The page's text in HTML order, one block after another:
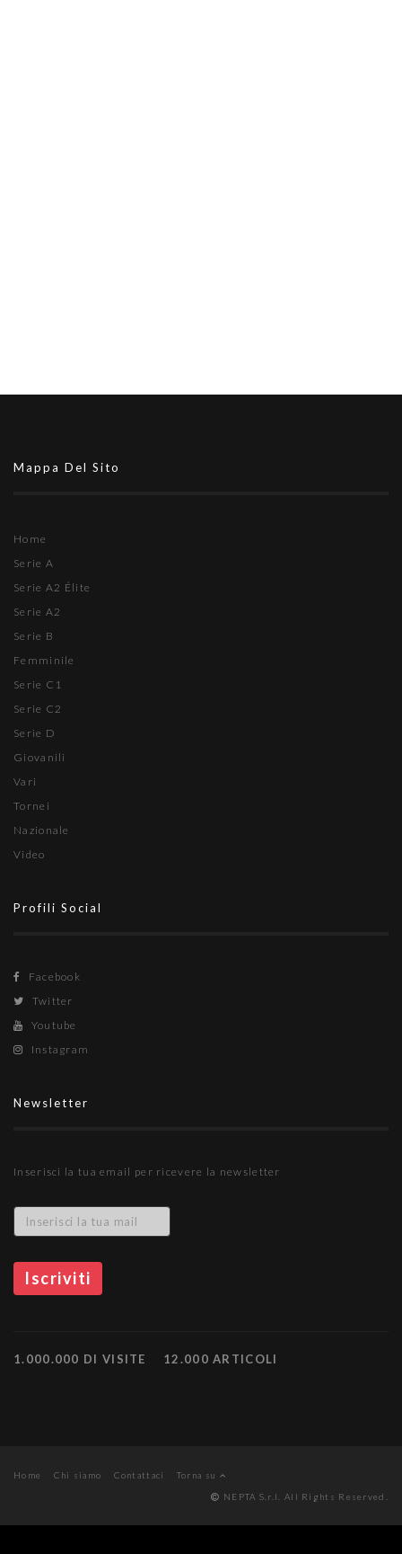
Mappa Del Sito
Home
Serie A
Serie A2 Élite
Serie A2
Serie B
Femminile
Serie C1
Serie C2
Serie D
Giovanili
Vari
Tornei
Nazionale
Video
Profili Social
Facebook
Twitter
Youtube
Instagram
Newsletter
Inserisci la tua email per ricevere la newsletter
1.000.000 DI VISITE 12.000 ARTICOLI
Home Chi siamo Contattaci
Torna su
NEPTA S.r.l. All Rights Reserved.